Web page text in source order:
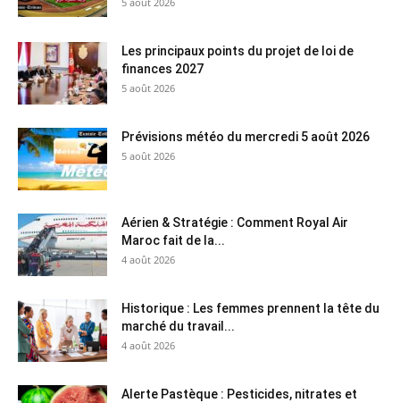
Les principaux points du projet de loi de
finances 2027
5 août 2026
Prévisions météo du mercredi 5 août 2026
5 août 2026
Aérien & Stratégie : Comment Royal Air
Maroc fait de la...
4 août 2026
Historique : Les femmes prennent la tête du
marché du travail...
4 août 2026
Alerte Pastèque : Pesticides, nitrates et